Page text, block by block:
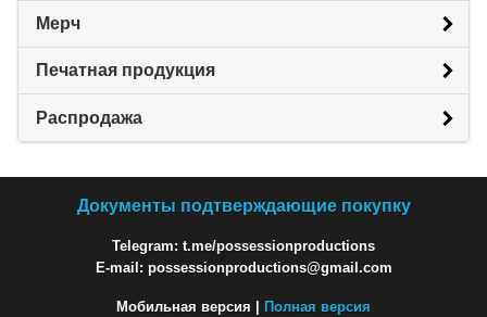
Мерч
Печатная продукция
Распродажа
Документы подтверждающие покупку
Telegram: t.me/possessionproductions
E-mail: possessionproductions@gmail.com
Мобильная версия | Полная версия